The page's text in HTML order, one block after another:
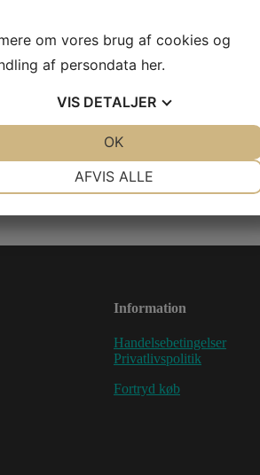
Information
Handelsebetingelser
Privatlivspolitik
Fortryd køb
om vores brug af cookies og
af persondata her.
VIS DETALJER
AFVIS ALLE
OK